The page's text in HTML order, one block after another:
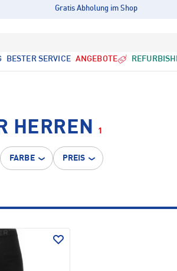
Gratis Abholung im Shop
BESTER SERVICE ANGEBOTE
HERREN 1
FARBE PREIS